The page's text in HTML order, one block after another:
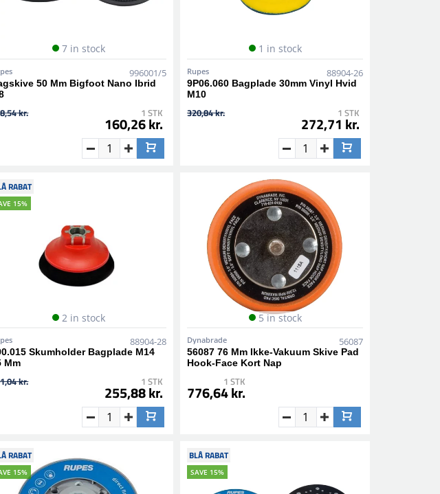
7 in stock
996001/5
50 Mm Bigfoot Nano Ibrid
kr. 1 STK
160,26 kr.
1 in stock
Rupes 88904-26
9P06.060 Bagplade 30mm Vinyl Hvid
M10
320,84 kr. 1 STK
272,71 kr.
RABAT
15%
2 in stock
88904-28
Skumholder Bagplade M14
Mm
kr. 1 STK
255,88 kr.
5 in stock
Dynabrade 56087
56087 76 Mm Ikke-Vakuum Skive Pad
Hook-Face Kort Nap
1 STK
776,64 kr.
RABAT
15%
BLÅ RABAT
SAVE 15%